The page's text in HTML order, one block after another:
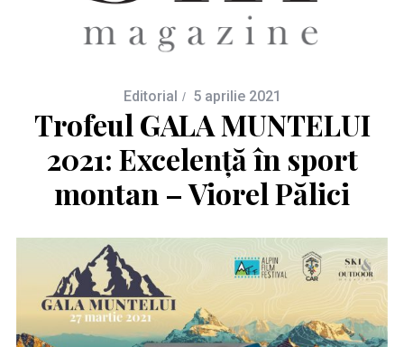
Editorial 5 aprilie 2021
Trofeul GALA MUNTELUI
2021: Excelență în sport
montan – Viorel Pălici